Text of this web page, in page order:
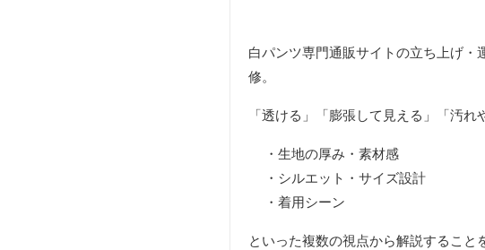
白パンツ専門通販サイトの立ち上げ・
修。
「透ける」「膨張して見える」「汚
・生地の厚み・素材感
・シルエット・サイズ設計
・着用シーン
といった複数の視点から解説すること